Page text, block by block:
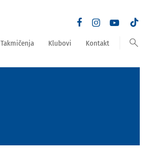
Takmičenja Klubovi Kontakt search